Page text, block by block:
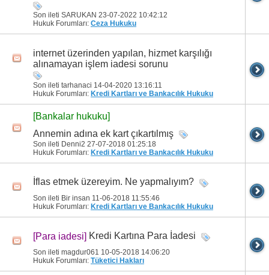
Son ileti SARUKAN 23-07-2022 10:42:12
Hukuk Forumları: Ceza Hukuku
internet üzerinden yapılan, hizmet karşılığı
alınamayan işlem iadesi sorunu
Son ileti tarhanaci 14-04-2020 13:16:11
Hukuk Forumları: Kredi Kartları ve Bankacılık Hukuku
[Bankalar hukuku]
Annemin adına ek kart çıkartılmış
Son ileti Denni2 27-07-2018 01:25:18
Hukuk Forumları: Kredi Kartları ve Bankacılık Hukuku
İflas etmek üzereyim. Ne yapmalıyım?
Son ileti Bir insan 11-06-2018 11:55:46
Hukuk Forumları: Kredi Kartları ve Bankacılık Hukuku
[Para iadesi] Kredi Kartına Para İadesi
Son ileti magdur061 10-05-2018 14:06:20
Hukuk Forumları: Tüketici Hakları